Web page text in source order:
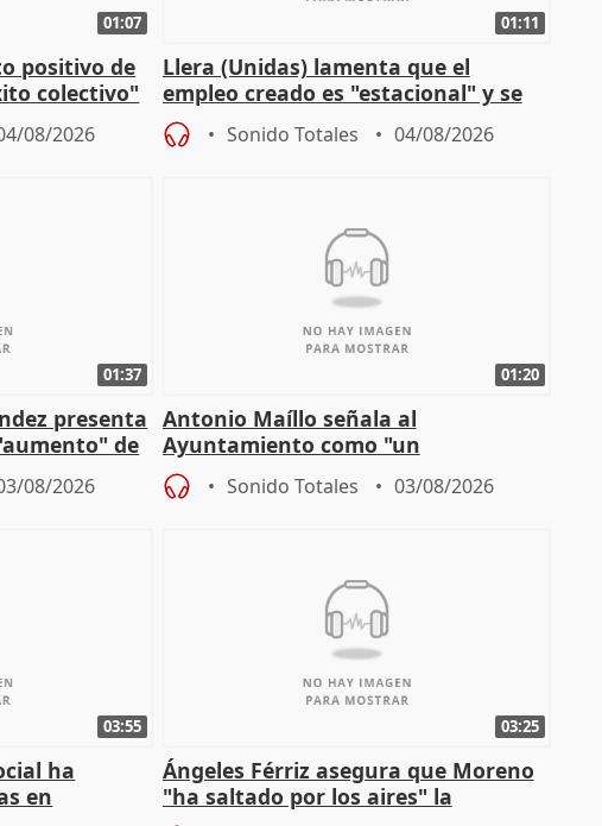
01:07
positivo de
colectivo"
08/2026
01:11
Llera (Unidas) lamenta que el
empleo creado es "estacional" y se
"esfumará" al acabar el verano
Sonido Totales 04/08/2026
01:37
presenta
de
08/2026
01:20
Antonio Maíllo señala al
Ayuntamiento como "un
especulador más" sobre viviendas de
Jiménez Becerril
Sonido Totales 03/08/2026
03:55
ha
en
03:25
Ángeles Férriz asegura que Moreno
"ha saltado por los aires" la